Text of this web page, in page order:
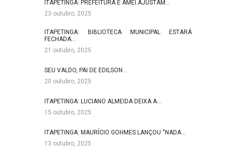
ITAPETINGA: PREFEITURA E AMEI AJUSTAM…
23 outubro, 2025
ITAPETINGA: BIBLIOTECA MUNICIPAL ESTARÁ
FECHADA…
21 outubro, 2025
SEU VALDO, PAI DE EDILSON…
20 outubro, 2025
ITAPETINGA: LUCIANO ALMEIDA DEIXA A…
15 outubro, 2025
ITAPETINGA: MAURÍCIO GOHMES LANÇOU “NADA…
13 outubro, 2025